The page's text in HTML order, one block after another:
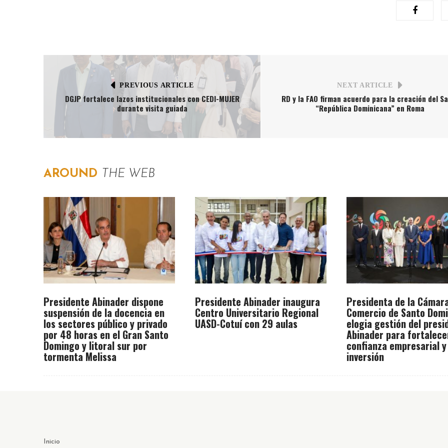
PREVIOUS ARTICLE
DGJP fortalece lazos institucionales con CEDI-MUJER
durante visita guiada
NEXT ARTICLE
RD y la FAO firman acuerdo para la creación del
“República Dominicana” en Roma
AROUND THE WEB
Presidente Abinader dispone
suspensión de la docencia en
los sectores público y privado
por 48 horas en el Gran Santo
Domingo y litoral sur por
tormenta Melissa
Presidente Abinader inaugura
Centro Universitario Regional
UASD-Cotuí con 29 aulas
Presidenta de la
Comercio de Santo
elogia gestión del
Abinader para
confianza empresarial
inversión
Inicio